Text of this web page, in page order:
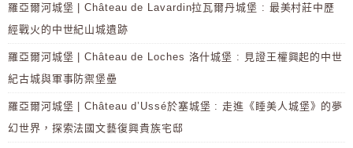
羅亞爾河城堡 | Château de Lavardin拉瓦爾丹城堡 : 最美村莊中歷
經戰火的中世紀山城遺跡
羅亞爾河城堡 | Château de Loches 洛什城堡 : 見證王權興起的中世
紀古城與軍事防禦堡壘
羅亞爾河城堡 | Château d’Ussé於塞城堡 : 走進《睡美人城堡》的夢
幻世界，探索法國文藝復興貴族宅邸